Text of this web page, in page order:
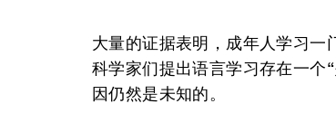
大量的证据表明，成年人学习一
科学家们提出语言学习存在一个
因仍然是未知的。